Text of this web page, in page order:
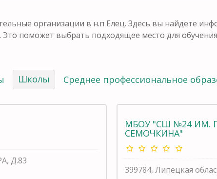
организации в н.п Елец. Здесь вы найдете
поможет выбрать подходящее место для
Школы Среднее профессиональное
Д.83
МБОУ "СШ №24 ИМ.
СЕМОЧКИНА"
399784, Липецкая